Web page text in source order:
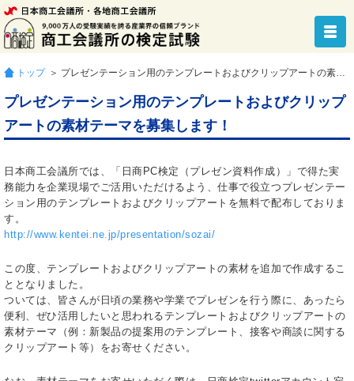
トップ ＞ プレゼンテーション用のテンプレートおよびクリップアートの素材テーマを募集します！
プレゼンテーション用のテンプレートおよびクリップ
アートの素材テーマを募集します！
日本商工会議所では、「日商PC検定（プレゼン資料作成）」で得た実
務能力を企業現場でご活用いただけるよう、仕事で役立つプレゼンテー
ション用のテンプレートおよびクリップアートを無料で配布しておりま
す。
http://www.kentei.ne.jp/presentation/sozai/
この度、テンプレートおよびクリップアートの素材を追加で作成するこ
ととなりました。
ついては、皆さんが日頃の業務や学業でプレゼンを行う際に、あったら
便利、ぜひ活用したいと思われるテンプレートおよびクリップアートの
素材テーマ（例：新製品の提案用のテンプレート、接客や商談に関する
クリップアート等）をお寄せください。